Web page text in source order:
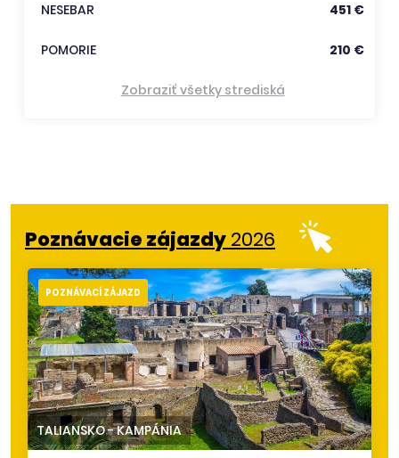
NESEBAR 451 €
POMORIE 210 €
Zobraziť všetky strediská
Poznávacie zájazdy 2026
POZNÁVACÍ ZÁJAZD
TALIANSKO-KAMPÁNIA